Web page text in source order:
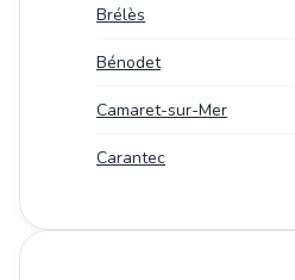
Brélès
Bénodet
Camaret-sur-Mer
Carantec